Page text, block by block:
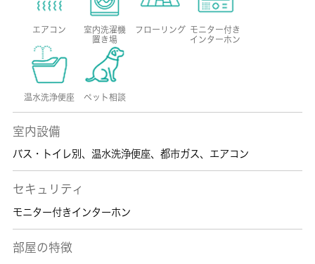
エアコン
室内洗濯機
置き場
フローリング
モニター付き
インターホン
温水洗浄便座 ペット相談
室内設備
バス・トイレ別 、 温水洗浄便座、 都市ガス、 エアコン
セキュリティ
モニター付きインターホン
部屋の特徴